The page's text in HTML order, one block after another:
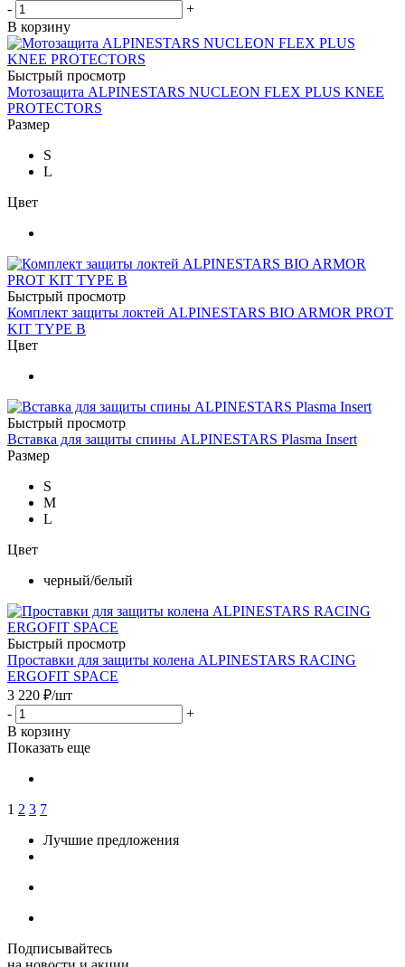
-
+
В корзину
Быстрый просмотр
Мотозащита ALPINESTARS NUCLEON FLEX PLUS KNEE
PROTECTORS
Размер
S
L
Цвет
Быстрый просмотр
Комплект защиты локтей ALPINESTARS BIO ARMOR PROT
KIT TYPE B
Цвет
Быстрый просмотр
Вставка для защиты спины ALPINESTARS Plasma Insert
Размер
S
M
L
Цвет
черный/белый
Быстрый просмотр
Проставки для защиты колена ALPINESTARS RACING
ERGOFIT SPACE
3 220 ₽/шт
-
+
В корзину
Показать еще
1 2 3 7
Лучшие предложения
Подписывайтесь